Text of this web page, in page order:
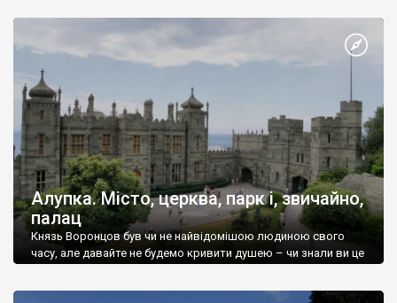
Алупка. Місто, церква, парк і, звичайно,
палац
Князь Воронцов був чи не найвідомішою людиною свого
часу, але давайте не будемо кривити душею – чи знали ви це